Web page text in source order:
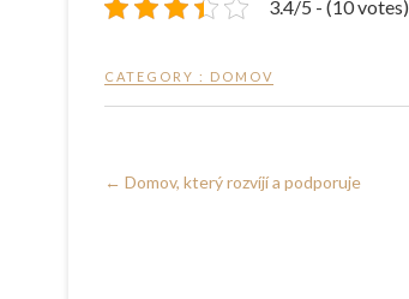
3.4/5 - (10 votes)
CATEGORY : DOMOV
← Domov, který rozvíjí a podporuje